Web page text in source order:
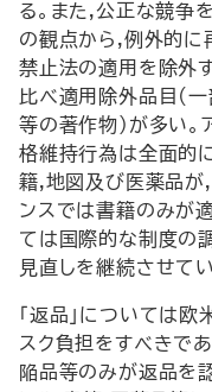
る。また,公正な競争
の観点から,例外的に
禁止法の適用を除外
比べ適用除外品目(一
等の著作物)が多い。
格維持行為は全面的
籍,地図及び医薬品が
ンスでは書籍のみが
ては国際的な制度の
見直しを継続させて
「返品」については
スク負担をすべきで
陥品等のみが返品を